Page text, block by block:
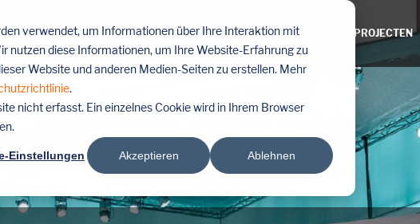
verwendet, um Informationen über Ihre Interaktion mit
nutzen diese Informationen, um Ihre Website-Erfahrung zu
Website und anderen Medien-Seiten zu erstellen. Mehr
.
nicht erfasst. Ein einzelnes Cookie wird in Ihrem Browser
Einstellungen Akzeptieren Ablehnen
DIENSTEN BEURSLOCATIES REFERENTIES PROJECTEN